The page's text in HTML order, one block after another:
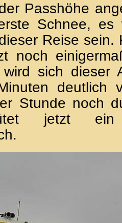
Passhöhe
Schnee, es
Reise sein.
noch
sich dieser
deutlich
Stunde noch
jetzt ein